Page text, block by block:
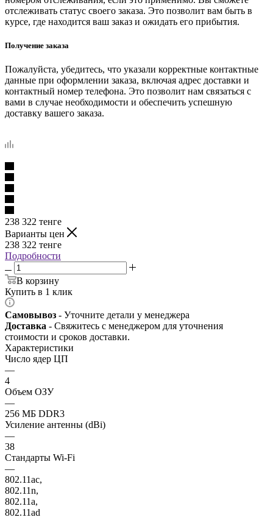
отслеживать статус своего заказа. Это позволит вам быть в
курсе, где находится ваш заказ и ожидать его прибытия.
Получение заказа
Пожалуйста, убедитесь, что указали корректные контактные
данные при оформлении заказа, включая адрес доставки и
контактный номер телефона. Это позволит нам связаться с
вами в случае необходимости и обеспечить успешную
доставку вашего заказа.
238 322 тенге
Варианты цен
238 322 тенге
Подробности
В корзину
Купить в 1 клик
Самовывоз - Уточните детали у менеджера
Доставка - Свяжитесь с менеджером для уточнения
стоимости и сроков доставки.
Характеристики
Число ядер ЦП
—
4
Объем ОЗУ
—
256 МБ DDR3
Усиление антенны (dBi)
—
38
Стандарты Wi-Fi
—
802.11ac,
802.11n,
802.11a,
802.11ad